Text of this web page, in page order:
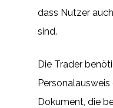
dass Nutzer
sind.
Die Trader
Dokument, die